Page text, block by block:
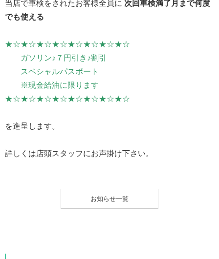
当店で車検をされたお客様全員に 次回車検満了月まで何度
でも使える
★☆★☆★☆★☆★☆★☆★☆★☆
ガソリン♪７円引き♪割引
スペシャルパスポート
※現金給油に限ります
★☆★☆★☆★☆★☆★☆★☆★☆
を進呈します。
詳しくは店頭スタッフにお声掛け下さい。
お知らせ一覧